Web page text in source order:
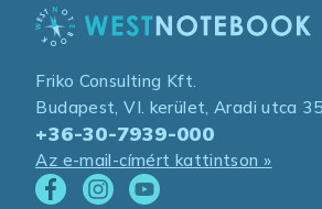
Friko Consulting Kft.
Budapest, VI. kerület, Aradi utca
+36-30-7939-000
Az e-mail-címért kattintson »